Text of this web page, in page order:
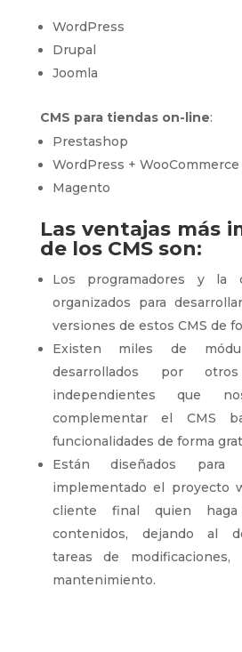
WordPress
Drupal
Joomla
CMS para tiendas on-line:
Prestashop
WordPress + WooCommerce
Magento
Las ventajas más
de los CMS son:
Los programadores y la
organizados para
versiones de estos CMS de
Existen miles de
desarrollados por otros
independientes que
complementar el CMS
funcionalidades de forma
Están diseñados
implementado el proyecto
cliente final quien
contenidos, dejando al
tareas de modificaciones,
mantenimiento.